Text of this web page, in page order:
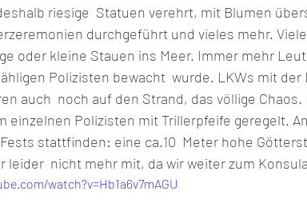
riesige  Statuen verehrt, mit Blumen
durchgeführt und vieles mehr.
oder kleine Stauen ins Meer. Immer mehr
Polizisten bewacht  wurde. LKWs mit
auch  noch auf den Strand, das völlige Chaos.
einzelnen Polizisten mit Trillerpfeife geregelt.
stattfinden: eine ca.10  Meter hohe
leider  nicht mehr mit, da wir weiter zum
watch?v=Hb1a6v7mAGU